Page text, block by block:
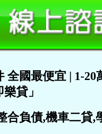
全國最便宜 | 1-20
貸」
合負債,機車二貸,